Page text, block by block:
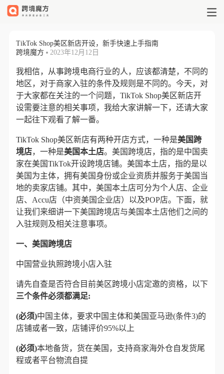
TikTok Shop美区新店开设，新手快速上手指南
跨境魔方
2023年12月12日
我相信，从事跨境电商行业的人，应该都清楚，不同的
地区，对于商家入驻的条件及规则是不同的。今天，对
于大家都在关注的一个问题，TikTok Shop美区新店开
设需要注意的相关事项，我给大家讲解一下，还请大家
一起往下观看了解一番。
TikTok Shop美区新店有两种开店方式，一种是美国跨
境店，一种是美国本土店。美国跨境店，指的是中国卖
家在美国TikTok开设跨境店铺。美国本土店，指的是以
美国为主体，拥有美国身份或企业资质并服务于美国当
地的卖家店铺。其中，美国本土店可分为个人店、企业
店、Accu店（中资美国企业店）以及POP店。下面，就
让我们来细讲一下美国跨境店与美国本土店他们之间的
入驻规则及相关注意事项。
一、美国跨境店
中国营业执照跨境小店入驻
请先自查是否符合目前美区跨境小店定邀的资格，以下
三个条件必须都满足:
(必须)中国主体，要求中国主体和美国亚马逊(条件3)的
店铺或者一致，店铺评价95%以上
(必须)本地备货，货在美国，支持商家海外仓自发货尾
程或者平台物流自提